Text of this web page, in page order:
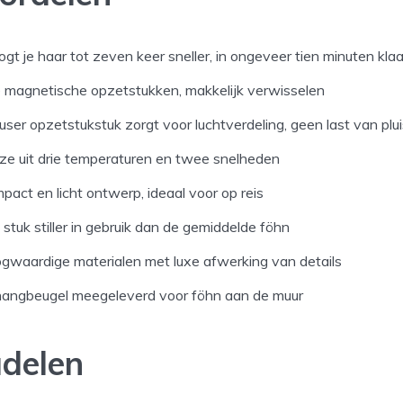
je haar tot zeven keer sneller, in ongeveer tien minuten
magnetische opzetstukken, makkelijk verwisselen
opzetstukstuk zorgt voor luchtverdeling, geen last van
uit drie temperaturen en twee snelheden
en licht ontwerp, ideaal voor op reis
stuk stiller in gebruik dan de gemiddelde föhn
materialen met luxe afwerking van details
meegeleverd voor föhn aan de muur